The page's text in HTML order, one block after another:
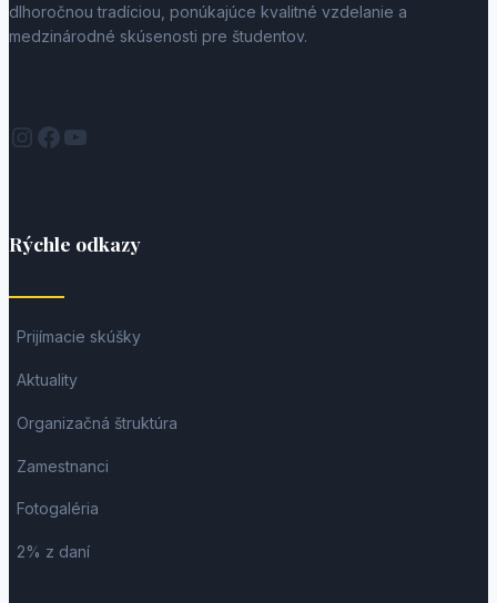
dlhoročnou tradíciou, ponúkajúce kvalitné vzdelanie a
medzinárodné skúsenosti pre študentov.
Instagram
Facebook
YouTube
Rýchle odkazy
Prijímacie skúšky
Aktuality
Organizačná štruktúra
Zamestnanci
Fotogaléria
2% z daní